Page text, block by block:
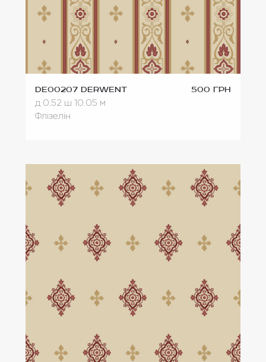
DE00207 Derwent 500 грн
д 0.52 ш 10.05 м
Флізелін